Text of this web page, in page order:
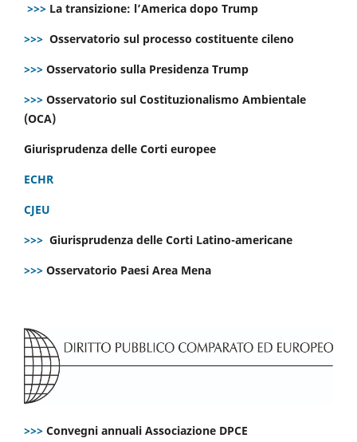
>>> La transizione: l’America dopo Trump
>>> Osservatorio sul processo costituente cileno
>>> Osservatorio sulla Presidenza Trump
>>> Osservatorio sul Costituzionalismo Ambientale
(OCA)
Giurisprudenza delle Corti europee
ECHR
CJEU
>>> Giurisprudenza delle Corti Latino-americane
>>> Osservatorio Paesi Area Mena
>>> Convegni annuali Associazione DPCE